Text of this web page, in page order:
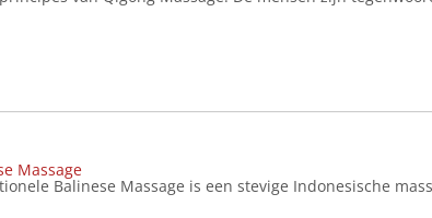
Massage
Balinese Massage is een stevige Indonesische